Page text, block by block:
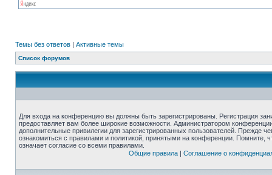
Темы без ответов | Активные темы
Список форумов
Для входа на конференцию вы должны быть зарегистрированы. Регистрация
предоставляет вам более широкие возможности. Администратором
дополнительные привилегии для зарегистрированных пользователей. Прежде
ознакомиться с правилами и политикой, принятыми на конференции. Помните,
означает согласие со всеми правилами.
Общие правила| Соглашение о